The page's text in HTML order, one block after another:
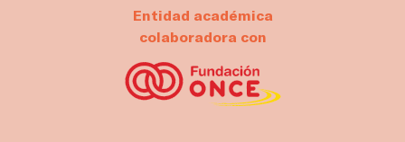
Entidad académica
colaboradora con